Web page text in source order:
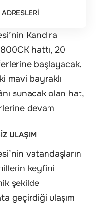
Kandıra
hattı, 20
başlayacak.
mavi bayraklı
sunacak olan hat,
devam
ULAŞIM
vatandaşların
keyfini
şekilde
geçirdiği ulaşım